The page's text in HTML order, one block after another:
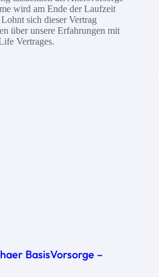
wird am Ende der Laufzeit
sich dieser Vertrag
über unsere Erfahrungen mit
Vertrages.
BasisVorsorge –